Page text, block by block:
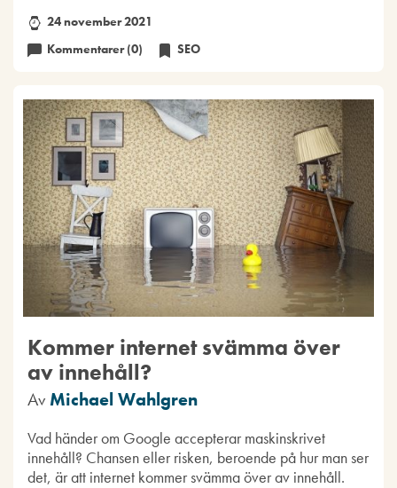
24 november 2021
Kommentarer (0)
SEO
Kommer internet svämma över
av innehåll?
Av Michael Wahlgren
Vad händer om Google accepterar maskinskrivet
innehåll? Chansen eller risken, beroende på hur man ser
det, är att internet kommer svämma över av innehåll.